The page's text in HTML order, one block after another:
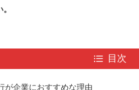
目次
が企業におすすめな理由